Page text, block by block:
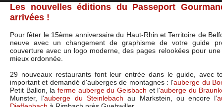
Les nouvelles éditions du Passeport
arrivées !
Pour fêter le 15ème anniversaire du Haut-Rhin et Territoire de
neuve avec un changement de graphisme de votre guide
couverture avec un logo moderne, des pages relookées pour
mieux ordonnée.
29 nouveaux restaurants font leur entrée dans le guide, avec
important et demandé d'auberges de montagnes : l'auberge du
Petit Ballon, la ferme auberge du Geisbach et l'auberge du
Munster, l'auberge du Steinlebach au Markstein, ou encore l'